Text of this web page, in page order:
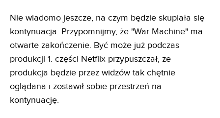
Nie wiadomo jeszcze, na czym będzie skupiała się
kontynuacja. Przypomnijmy, że "War Machine" ma
otwarte zakończenie. Być może już podczas
produkcji 1. części Netflix przypuszczał, że
produkcja będzie przez widzów tak chętnie
oglądana i zostawił sobie przestrzeń na
kontynuację.